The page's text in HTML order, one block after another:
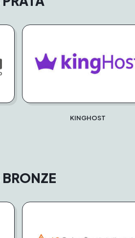
KINGHOST
BRONZE